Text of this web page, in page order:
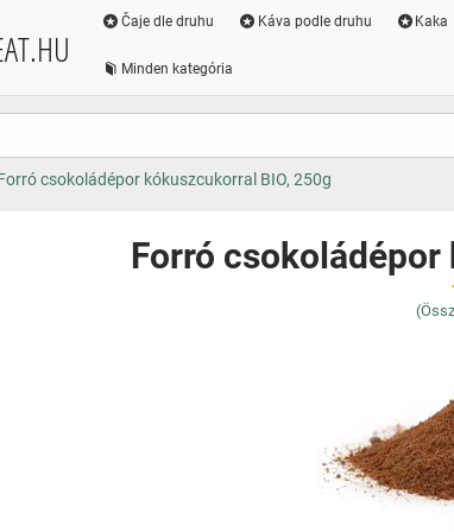
Čaje dle druhu Káva podle druhu Kaka
Minden kategória
csokoládépor kókuszcukorral BIO, 250g
Forró